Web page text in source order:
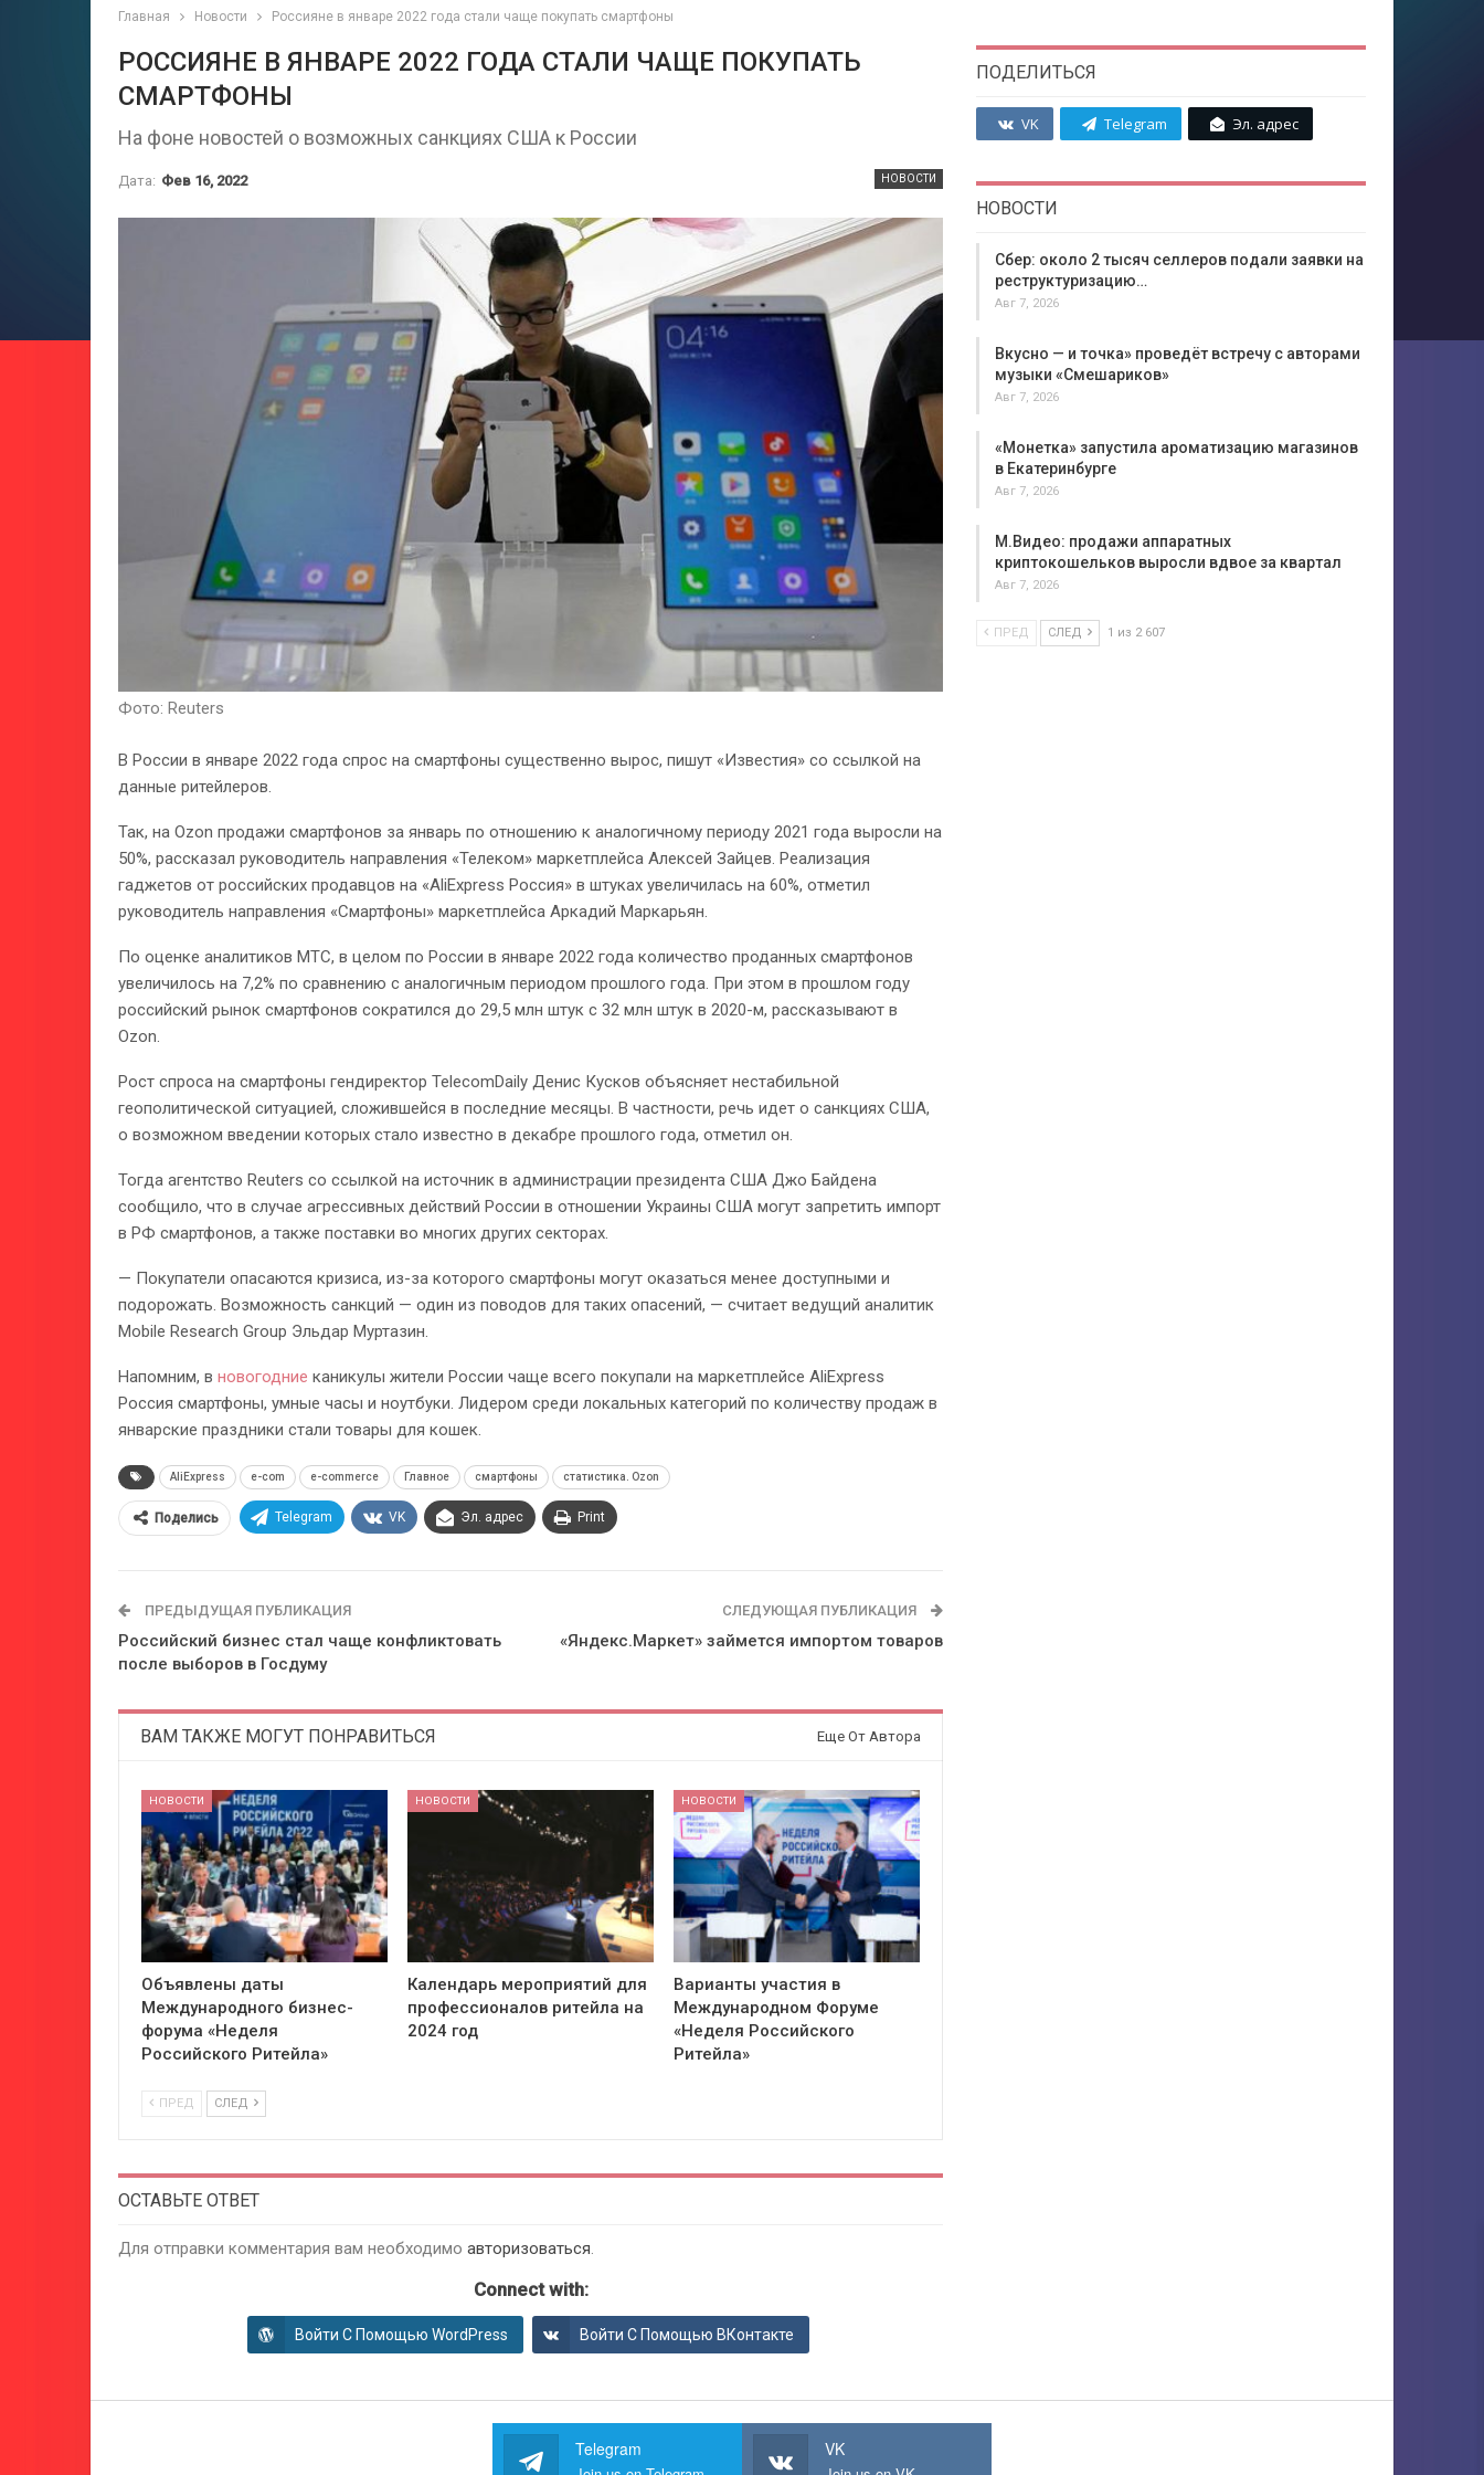
Главная Новости Россияне в январе 2022 года стали чаще покупать смартфоны
РОССИЯНЕ В ЯНВАРЕ 2022 ГОДА СТАЛИ ЧАЩЕ ПОКУПАТЬ
СМАРТФОНЫ
На фоне новостей о возможных санкциях США к России
НОВОСТИ
Дата: Фев 16, 2022
Фото: Reuters
В России в январе 2022 года спрос на смартфоны существенно вырос, пишут «Известия» со ссылкой на
данные ритейлеров.
Так, на Ozon продажи смартфонов за январь по отношению к аналогичному периоду 2021 года выросли на
50%, рассказал руководитель направления «Телеком» маркетплейса Алексей Зайцев. Реализация
гаджетов от российских продавцов на «AliExpress Россия» в штуках увеличилась на 60%, отметил
руководитель направления «Смартфоны» маркетплейса Аркадий Маркарьян.
По оценке аналитиков МТС, в целом по России в январе 2022 года количество проданных смартфонов
увеличилось на 7,2% по сравнению с аналогичным периодом прошлого года. При этом в прошлом году
российский рынок смартфонов сократился до 29,5 млн штук с 32 млн штук в 2020-м, рассказывают в
Ozon.
Рост спроса на смартфоны гендиректор TelecomDaily Денис Кусков объясняет нестабильной
геополитической ситуацией, сложившейся в последние месяцы. В частности, речь идет о санкциях США,
о возможном введении которых стало известно в декабре прошлого года, отметил он.
Тогда агентство Reuters со ссылкой на источник в администрации президента США Джо Байдена
сообщило, что в случае агрессивных действий России в отношении Украины США могут запретить импорт
в РФ смартфонов, а также поставки во многих других секторах.
— Покупатели опасаются кризиса, из-за которого смартфоны могут оказаться менее доступными и
подорожать. Возможность санкций — один из поводов для таких опасений, — считает ведущий аналитик
Mobile Research Group Эльдар Муртазин.
Напомним, в новогодние каникулы жители России чаще всего покупали на маркетплейсе AliExpress
Россия смартфоны, умные часы и ноутбуки. Лидером среди локальных категорий по количеству продаж в
январские праздники стали товары для кошек.
AliExpress e-com e-commerce Главное смартфоны статистика. Ozon
Поделись Telegram VK Эл. адрес Print
ПРЕДЫДУЩАЯ ПУБЛИКАЦИЯ
Российский бизнес стал чаще конфликтовать
после выборов в Госдуму
СЛЕДУЮЩАЯ ПУБЛИКАЦИЯ
«Яндекс.Маркет» займется импортом товаров
ВАМ ТАКЖЕ МОГУТ ПОНРАВИТЬСЯ Еще От Автора
НОВОСТИ
Объявлены даты
Международного бизнес-
форума «Неделя
Российского Ритейла»
НОВОСТИ
Календарь мероприятий для
профессионалов ритейла на
2024 год
НОВОСТИ
Варианты участия в
Международном Форуме
«Неделя Российского
Ритейла»
ПРЕД СЛЕД
ОСТАВЬТЕ ОТВЕТ
Для отправки комментария вам необходимо авторизоваться.
Connect with:
Войти С Помощью WordPress Войти С Помощью ВКонтакте
ПОДЕЛИТЬСЯ
VK Telegram Эл. адрес
НОВОСТИ
Сбер: около 2 тысяч селлеров подали заявки на
реструктуризацию…
Авг 7, 2026
Вкусно — и точка» проведёт встречу с авторами
музыки «Смешариков»
Авг 7, 2026
«Монетка» запустила ароматизацию магазинов
в Екатеринбурге
Авг 7, 2026
М.Видео: продажи аппаратных
криптокошельков выросли вдвое за квартал
Авг 7, 2026
ПРЕД СЛЕД 1 из 2 607
Telegram VK